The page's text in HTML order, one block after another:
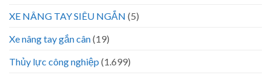
XE NÂNG TAY SIÊU NGẮN (5)
Xe nâng tay gắn cân(19)
Thủy lực công nghiệp (1.699)